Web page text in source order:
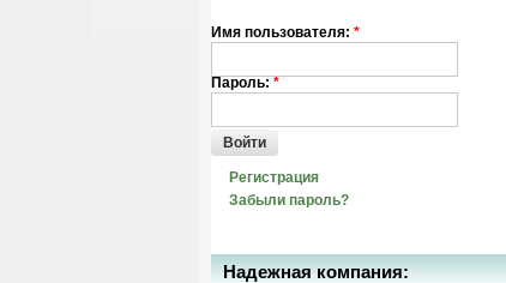
Имя пользователя: *
Пароль: *
Войти
Регистрация
Забыли пароль?
Надежная компания: